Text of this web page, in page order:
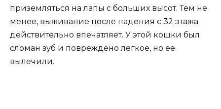
приземляться на лапы с больших высот. Тем не
менее, выживание после падения с 32 этажа
действительно впечатляет. У этой кошки был
сломан зуб и повреждено легкое, но ее
вылечили.